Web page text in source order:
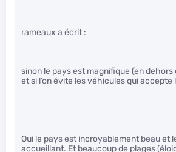
rameaux a écrit :
sinon le pays est magnifique (en dehors
et si l’on évite les véhicules qui accepte
Oui le pays est incroyablement beau et
accueillant. Et beaucoup de plages